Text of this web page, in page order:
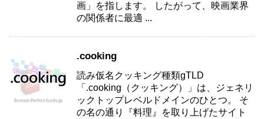
画」を指します。 したがって、映画業界
の関係者に最適 ...
.cooking
読み仮名クッキング種類gTLD
「.cooking（クッキング）」は、ジェネリ
ックトップレベルドメインのひとつ。 そ
の名の通り『料理』を取り上げたサイト